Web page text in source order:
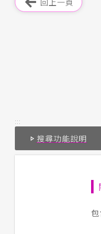
:::
搜尋功能說明